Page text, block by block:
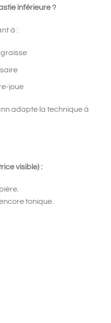
inférieure ?
à :
joue
adapte la technique à
visible) :
tonique.